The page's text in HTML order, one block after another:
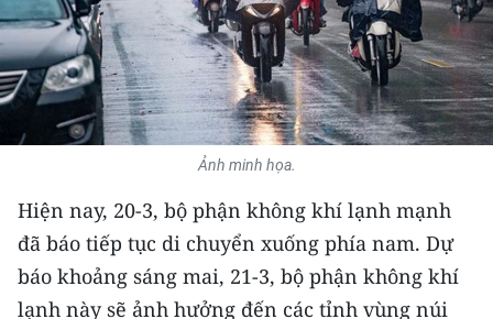
KHOA HỌC - CÔNG NGHỆ
MÔI TRƯỜNG
BẠN ĐỌC
KIỂM CHỨNG THÔNG TIN
TRI THỨC CHUYÊN SÂU
54 DÂN TỘC VIỆT NAM
Ảnh minh họa.
Hiện nay, 20-3, bộ phận không khí lạnh mạnh
đã báo tiếp tục di chuyển xuống phía nam. Dự
báo khoảng sáng mai, 21-3, bộ phận không khí
lạnh này sẽ ảnh hưởng đến các tỉnh vùng núi